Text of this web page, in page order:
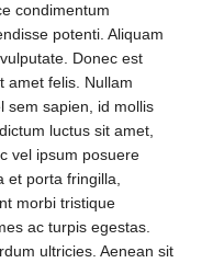
condimentum
potenti. Aliquam
Donec est
amet felis. Nullam
sem sapien, id mollis
luctus sit amet,
vel ipsum posuere
et porta fringilla,
morbi tristique
ac turpis egestas.
ultricies. Aenean sit